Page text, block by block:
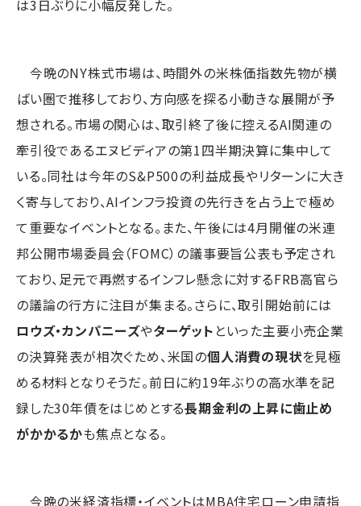
は3日ぶりに小幅反発した。
今晩のNY株式市場は、時間外の米株価指数先物が横
ばい圏で推移しており、方向感を探る小動きな展開が予
想される。市場の関心は、取引終了後に控えるAI関連の
牽引役であるエヌビディアの第1四半期決算に集中して
いる。同社は今年のS&P500の利益成長やリターンに大き
く寄与しており、AIインフラ投資の先行きを占う上で極め
て重要なイベントとなる。また、午後には4月開催の米連
邦公開市場委員会（FOMC）の議事要旨公表も予定され
ており、足元で再燃するインフレ懸念に対するFRB高官ら
の議論の行方に注目が集まる。さらに、取引開始前には
ロウズ・カンパニーズやターゲット といった主要小売企業
の決算発表が相次ぐため、米国の個人消費の現状を見極
める材料となりそうだ。前日に約19年ぶりの高水準を記
録した30年債をはじめとする長期金利の上昇に歯止め
がかかるかも焦点となる。
今晩の米経済指標・イベントはMBA住宅ローン申請指